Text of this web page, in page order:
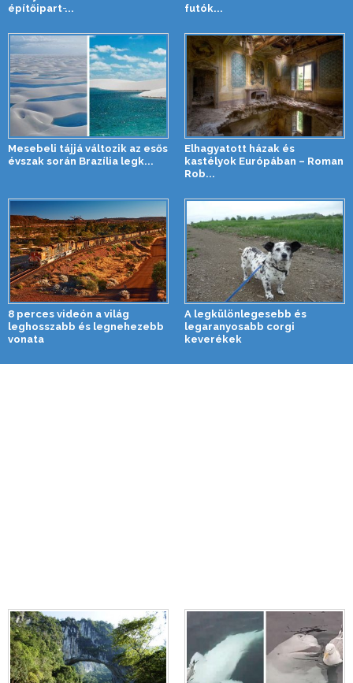
építőipart ̵...
futók...
Mesebeli tájjá változik az esős
évszak során Brazília legk...
Elhagyatott házak és
kastélyok Európában – Roman
Rob...
8 perces videón a világ
leghosszabb és legnehezebb
vonata
A legkülönlegesebb és
legaranyosabb corgi
keverékek